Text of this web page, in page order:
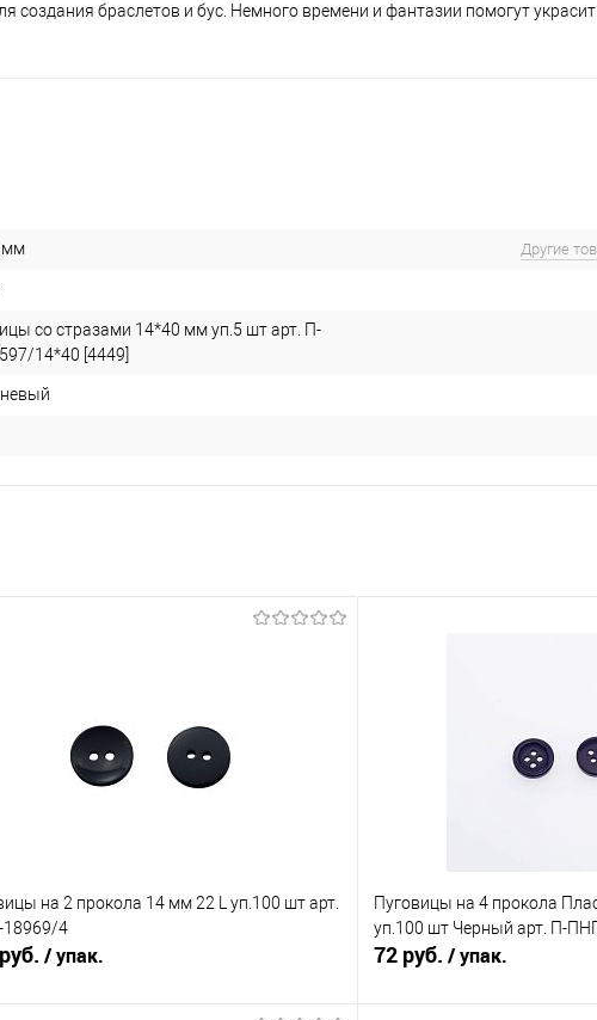
создания браслетов и бус. Немного времени и фантазии помогут
мм Другие
со стразами 14*40 мм уп.5 шт арт. П-
14*40 [4449]
на 2 прокола 14 мм 22 L уп.100 шт арт.
4
/ упак.
Пуговицы на 4 прокола
уп.100 шт Черный арт. П-
72 руб. / упак.